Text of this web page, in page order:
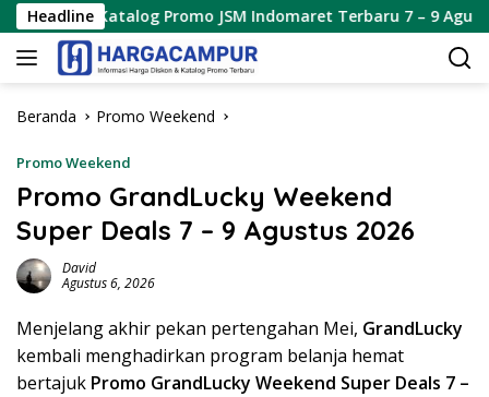
Langsung
ke
konten
Headline
Promo JSM Indomaret Terbaru 7 – 9 Agustus 2026
Beranda Promo Weekend
Promo Weekend
Promo GrandLucky Weekend
Super Deals 7 – 9 Agustus 2026
David
Agustus 6, 2026
Menjelang akhir pekan pertengahan Mei, GrandLucky
kembali menghadirkan program belanja hemat
bertajuk Promo GrandLucky Weekend Super Deals 7 –